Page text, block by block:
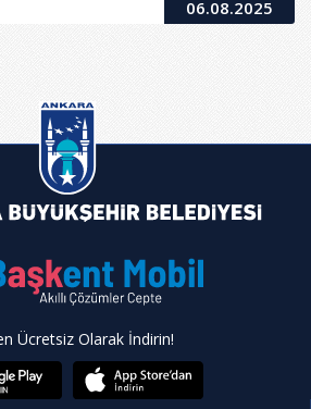
06.08.2025
Ücretsiz Olarak İndirin!